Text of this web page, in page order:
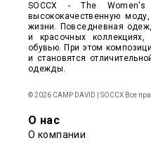
SOCCX - The Women's
высококачественную
жизни. Повседневная
и красочных
обувью. При этом
и становятся
одежды.
© 2026 CAMP DAVID | SOCCX Все
О нас
О компании